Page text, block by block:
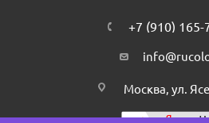
+7 (910) 165-
Москва, ул.